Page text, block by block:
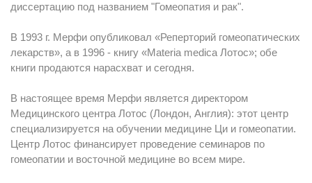
диссертацию под названием "Гомеопатия и рак".
В 1993 г. Мерфи опубликовал «Реперторий гомеопатических
лекарств», а в 1996 - книгу «Materia medica Лотос»; обе
книги продаются нарасхват и сегодня.
В настоящее время Мерфи является директором
Медицинского центра Лотос (Лондон, Англия): этот центр
специализируется на обучении медицине Ци и гомеопатии.
Центр Лотос финансирует проведение семинаров по
гомеопатии и восточной медицине во всем мире.